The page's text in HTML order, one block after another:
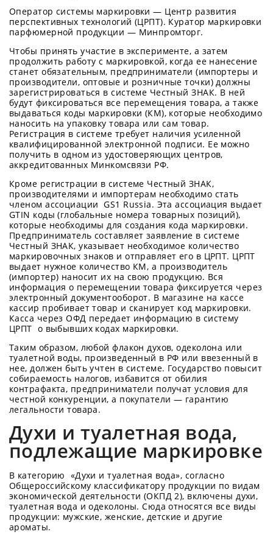
Оператор системы маркировки — Центр развития
перспективных технологий (ЦРПТ). Куратор маркировки
парфюмерной продукции — Минпромторг.
Чтобы принять участие в эксперименте, а затем
продолжить работу с маркировкой, когда ее нанесение
станет обязательным, предприниматели (импортеры и
производители, оптовые и розничные точки) должны
зарегистрироваться в системе Честный ЗНАК. В ней
будут фиксироваться все перемещения товара, а также
выдаваться коды маркировки (КМ), которые необходимо
наносить на упаковку товара или сам товар.
Регистрация в системе требует наличия усиленной
квалифицированной электронной подписи. Ее можно
получить в одном из удостоверяющих центров,
аккредитованных Минкомсвязи РФ.
Кроме регистрации в системе Честный ЗНАК,
производителями и импортерам необходимо стать
членом ассоциации GS1 Russia. Эта ассоциация выдает
GTIN коды (глобальные номера товарных позиций),
которые необходимы для создания кода маркировки.
Предприниматель составляет заявление в системе
Честный ЗНАК, указывает необходимое количество
маркировочных знаков и отправляет его в ЦРПТ. ЦРПТ
выдает нужное количество КМ, а производитель
(импортер) наносит их на свою продукцию. Вся
информация о перемещении товара фиксируется через
электронный документооборот. В магазине на кассе
кассир пробивает товар и сканирует код маркировки.
Касса через ОФД передает информацию в систему
ЦРПТ о выбывших кодах маркировки.
Таким образом, любой флакон духов, одеколона или
туалетной воды, произведенный в РФ или ввезенный в
нее, должен быть учтен в системе. Государство повысит
собираемость налогов, избавится от обилия
контрафакта, предприниматели получат условия для
честной конкуренции, а покупатели — гарантию
легальности товара.
Духи и туалетная вода,
подлежащие маркировке
В категорию «Духи и туалетная вода», согласно
Общероссийскому классификатору продукции по видам
экономической деятельности (ОКПД 2), включены духи,
туалетная вода и одеколоны. Сюда относятся все виды
продукции: мужские, женские, детские и другие
ароматы.